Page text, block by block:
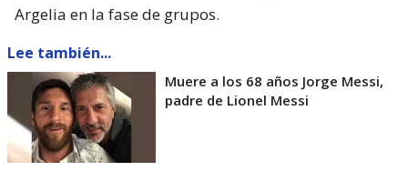
Argelia en la fase de grupos.
Lee también...
Muere a los 68 años Jorge Messi,
padre de Lionel Messi